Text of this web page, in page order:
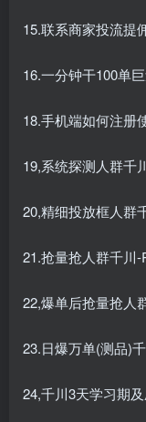
15.联系商家投流提
16.一分钟干100单
18.手机端如何注册
19,系统探测人群千
20,精细投放框人群
21.抢量抢人群千川
22,爆单后抢量抢人
23.日爆万单(测品)
24,千川3天学习期